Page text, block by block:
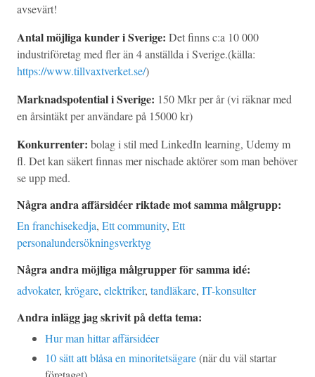
avsevärt!
Antal möjliga kunder i Sverige: Det finns c:a 10 000
industriföretag med fler än 4 anställda i Sverige.(källa:
https://www.tillvaxtverket.se/)
Marknadspotential i Sverige: 150 Mkr per år (vi räknar med
en årsintäkt per användare på 15000 kr)
Konkurrenter: bolag i stil med LinkedIn learning, Udemy m
fl. Det kan säkert finnas mer nischade aktörer som man behöver
se upp med.
Några andra affärsidéer riktade mot samma målgrupp:
En franchisekedja, Ett community, Ett
personalundersökningsverktyg
Några andra möjliga målgrupper för samma idé:
advokater, krögare, elektriker, tandläkare, IT-konsulter
Andra inlägg jag skrivit på detta tema:
Hur man hittar affärsidéer
10 sätt att blåsa en minoritetsägare(när du väl startar